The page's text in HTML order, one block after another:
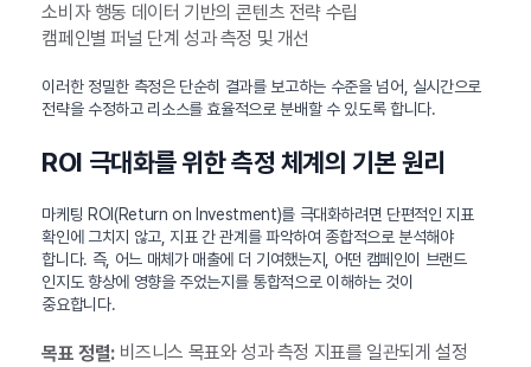
소비자 행동 데이터 기반의 콘텐츠 전략 수립
캠페인별 퍼널 단계 성과 측정 및 개선
이러한 정밀한 측정은 단순히 결과를 보고하는 수준을 넘어, 실시간으로
전략을 수정하고 리소스를 효율적으로 분배할 수 있도록 합니다.
ROI 극대화를 위한 측정 체계의 기본 원리
마케팅 ROI(Return on Investment)를 극대화하려면 단편적인 지표
확인에 그치지 않고, 지표 간 관계를 파악하여 종합적으로 분석해야
합니다. 즉, 어느 매체가 매출에 더 기여했는지, 어떤 캠페인이 브랜드
인지도 향상에 영향을 주었는지를 통합적으로 이해하는 것이
중요합니다.
목표 정렬:비즈니스 목표와 성과 측정 지표를 일관되게 설정